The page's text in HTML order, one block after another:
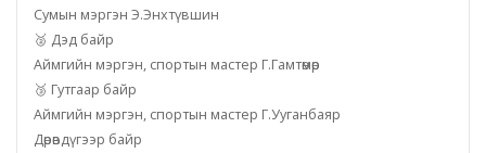
Сумын мэргэн Э.Энхтүвшин
🥈 Дэд байр
Аймгийн мэргэн, спортын мастер Г.Гамтөмөр
🥉 Гутгаар байр
Аймгийн мэргэн, спортын мастер Г.Ууганбаяр
Дөрөвдүгээр байр